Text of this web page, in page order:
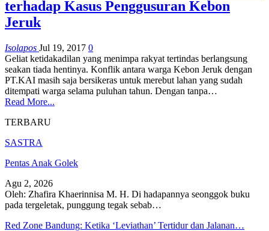
terhadap Kasus Penggusuran Kebon
Jeruk
Isolapos Jul 19, 2017 0
Geliat ketidakadilan yang menimpa rakyat tertindas berlangsung
seakan tiada hentinya. Konflik antara warga Kebon Jeruk dengan
PT.KAI masih saja bersikeras untuk merebut lahan yang sudah
ditempati warga selama puluhan tahun. Dengan tanpa…
Read More...
TERBARU
SASTRA
Pentas Anak Golek
Agu 2, 2026
Oleh: Zhafira Khaerinnisa M. H. Di hadapannya seonggok buku
pada tergeletak, punggung tegak sebab…
Red Zone Bandung: Ketika ‘Leviathan’ Tertidur dan Jalanan…